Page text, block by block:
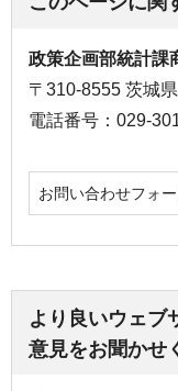
政策企画部統計課
〒310-8555 茨城
電話番号：029-
お問い合わせフォ
より良いウェブ
意見をお聞かせ